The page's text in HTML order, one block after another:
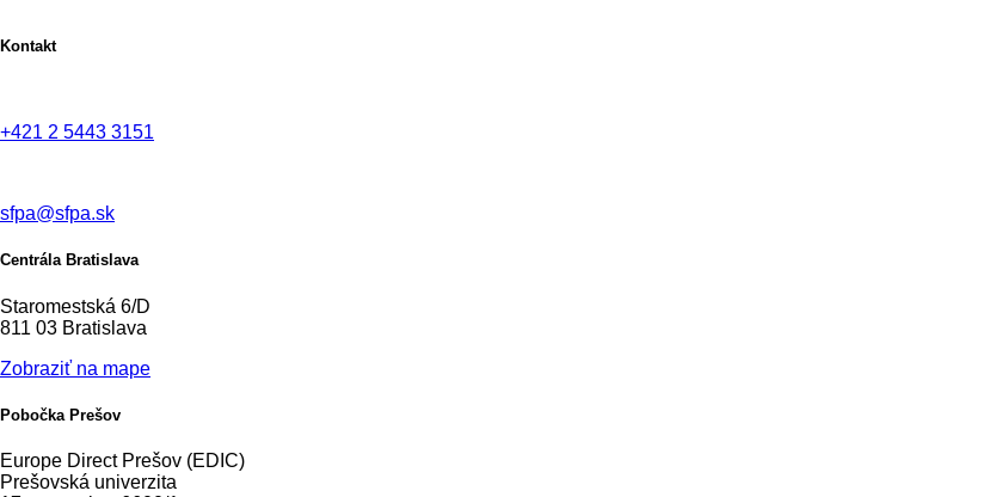
Kontakt
+421 2 5443 3151
sfpa@sfpa.sk
Centrála Bratislava
Staromestská 6/D
811 03 Bratislava
Zobraziť na mape
Pobočka Prešov
Europe Direct Prešov (EDIC)
Prešovská univerzita